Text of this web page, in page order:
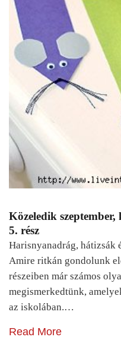
Közeledik szeptember,
5. rész
Harisnyanadrág, hátizsák
Amire ritkán gondolunk
részeiben már számos
megismerkedtünk,
az iskolában.…
Read More